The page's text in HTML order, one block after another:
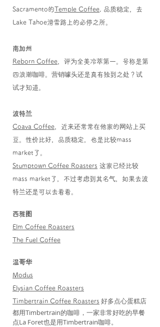
Sacramento的Temple Coffee, 品质稳定，去
Lake Tahoe滑雪路上的必停之所。
南加州
Reborn Coffee ，评为全美冷萃第一。号称是第
四浪潮咖啡。营销噱头还是真有独到之处？试
试才知道。
波特兰
Coava Coffee ，近来还常常在他家的网站上买
豆。性价比好，品质稳定，也是比较mass
market了。
Stumptown Coffee Roasters 这家已经比较
mass market了，不过考虑到其名气，如果去波
特兰还是可以去看看。
西雅图
Elm Coffee Roasters
The Fuel Coffee
温哥华
Modus
Elysian Coffee Roasters
Timbertrain Coffee Roasters 好多点心蛋糕店
都用Timbertrain的咖啡，一家非常好吃的早餐
点La Foret也是用Timbertrain咖啡。